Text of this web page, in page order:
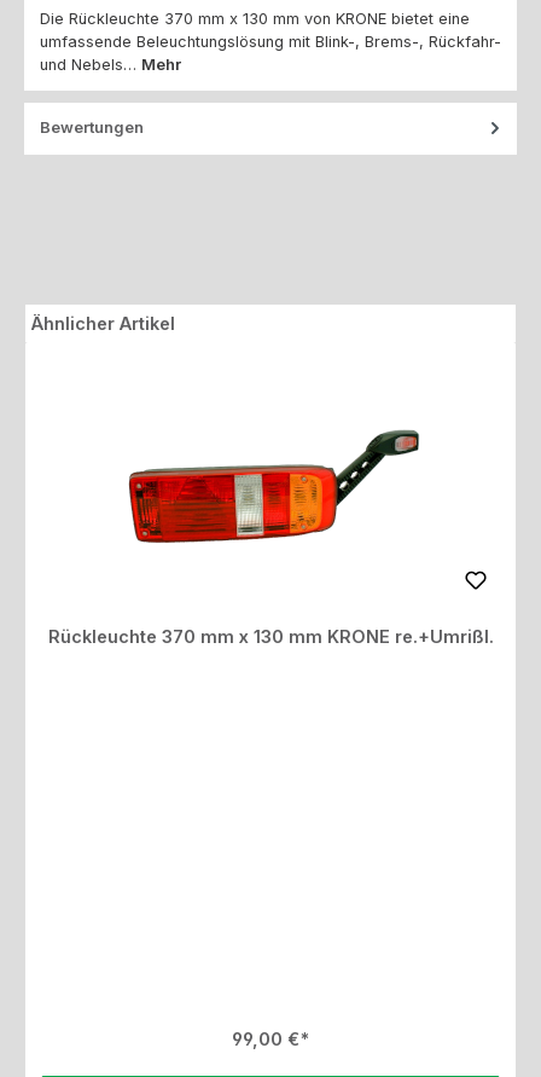
Die Rückleuchte 370 mm x 130 mm von KRONE bietet eine
umfassende Beleuchtungslösung mit Blink-, Brems-, Rückfahr-
und Nebels… Mehr
Bewertungen
Produktgalerie überspringen
Ähnlicher Artikel
Rückleuchte 370 mm x 130 mm KRONE re.+Umrißl.
Regulärer Preis:
99,00 €